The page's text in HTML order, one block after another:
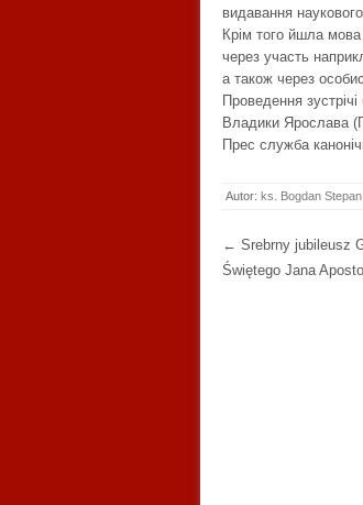
видавання
Крім того йшла мова
через участь
а також через
Проведення
Владики Ярослава
Прес служба
Autor: ks. Bogdan Stepan
Post navigation
← Srebrny jubileusz
Świętego Jana